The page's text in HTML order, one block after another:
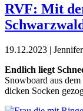
RVF: Mit
19.12.2023 |
Endlich liegt
Snowboard aus
dicken Socken